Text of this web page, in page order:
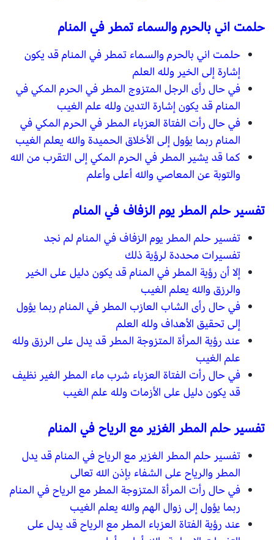
حلمت اني بالحرم والسماء تمطر في المنام
حلمت اني بالحرم والسماء تمطر في المنام قد يكون
إشارة إلى الخير ولله العلم
في حال رأى الرجل المتزوج المطر في الحرم المكي في
المنام قد يكون إشارة التدين ولله علم الغيب
في حال رأت الفتاة العزباء المطر في الحرم المكي في
المنام ربما يؤول إلى الأخلاق الحميدة والله يعلم الغيب
كما قد يشير المطر في الحرم المكي إلى التقرب من الله
والتوبة عن المعاصي والله أعلى وأعلم
تفسير حلم المطر يوم الزفاف في المنام
تفسير حلم المطر يوم الزفاف في المنام لم نجد
تفسيرات محددة لرؤية ذلك
إلا أن رؤية المطر في المنام قد يكون دليل على الخير
والرزق والله يعلم الغيب
في حال رأى الشاب العازب المطر في المنام ربما يؤول
إلى تحقيق الأهداف ولله العلم
عند رؤية المرأة المتزوجة المطر قد يدل على الرزق ولله
علم الغيب
في حال رأت الفتاة العزباء شرب ماء المطر الغير نظيف
قد يكون دليل على الأزمات ولله علم الغيب
تفسير حلم المطر الغزير مع الرياح في المنام
تفسير حلم المطر الغزير مع الرياح في المنام قد يدل
المطر والرياح على الشفاء بإذن الله تعالى
في حال رأت المرأة المتزوجة المطر مع الرياح في المنام
ربما يؤول إلى زوال الهم والله يعلم الغيب
عند رؤية الفتاة العزباء المطر مع الرياح قد يدل على